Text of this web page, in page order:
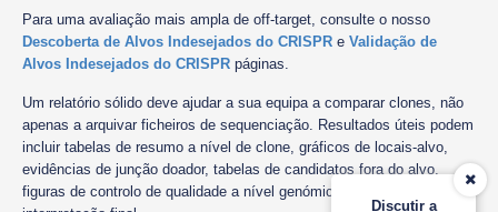
Discutir a
Para uma avaliação mais ampla de off-target, consulte o nosso
Descoberta de Alvos Indesejados do CRISPR e Validação de
Alvos Indesejados do CRISPR páginas.
Um relatório sólido deve ajudar a sua equipa a comparar clones, não
apenas a arquivar ficheiros de sequenciação. Resultados úteis podem
incluir tabelas de resumo a nível de clone, gráficos de locais-alvo,
evidências de junção doador, tabelas de candidatos fora do alvo,
figuras de controlo de qualidade a nível genómico e notas de